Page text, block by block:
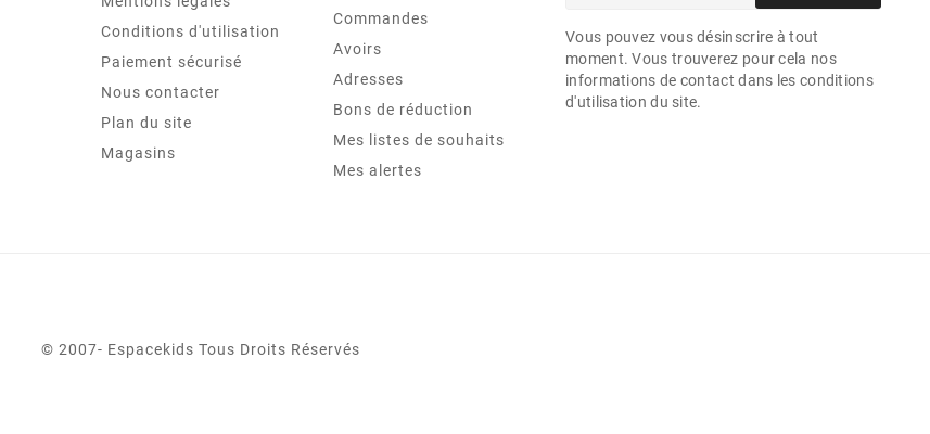
Conditions d'utilisation
Paiement sécurisé
Nous contacter
Plan du site
Magasins
Commandes
Avoirs
Adresses
Bons de réduction
Mes listes de souhaits
Mes alertes
Vous pouvez vous désinscrire à tout
moment. Vous trouverez pour cela nos
informations de contact dans les conditions
d'utilisation du site.
© 2007- Espacekids Tous Droits Réservés